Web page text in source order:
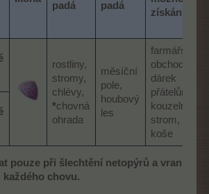
padá padá
získání
rostliny,
stromy,
chlévy,
*chovná
ohrada
měsíční
pole,
houbový
les
farmářský
obchod,
dárek
přátelům,
kouzelný
strom,
koše
pouze při šlechtění netopýrů a vran
každého chovu.